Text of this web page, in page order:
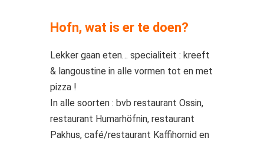
Hofn, wat is er te doen?
Lekker gaan eten… specialiteit : kreeft
& langoustine in alle vormen tot en met
pizza !
In alle soorten : bvb restaurant Ossin,
restaurant Humarhöfnin, restaurant
Pakhus, café/restaurant Kaffihornid en